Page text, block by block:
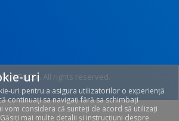
UEFISCDI. All rights reserved.
[T: 0.3198, O: 113]
uri
uri pentru a asigura utilizatorilor o experiență
continuați sa navigați fără sa schimbați
vom considera că sunteți de acord să utilizați
mai multe detalii și instrucțiuni despre